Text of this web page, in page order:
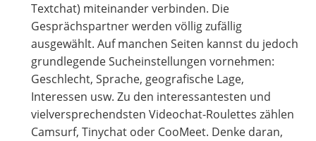
Textchat) miteinander verbinden. Die
Gesprächspartner werden völlig zufällig
ausgewählt. Auf manchen Seiten kannst du jedoch
grundlegende Sucheinstellungen vornehmen:
Geschlecht, Sprache, geografische Lage,
Interessen usw. Zu den interessantesten und
vielversprechendsten Videochat-Roulettes zählen
Camsurf, Tinychat oder CooMeet. Denke daran,